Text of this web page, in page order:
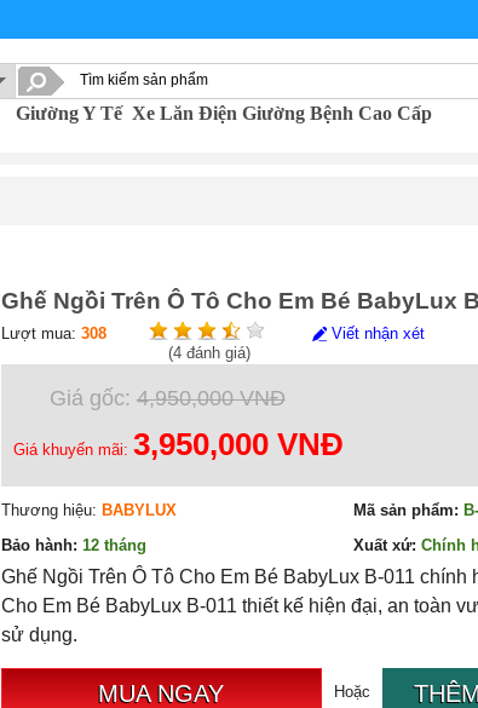
Giường Y Tế Xe Lăn Điện Giường Bệnh Cao Cấp
Ghế Ngồi Trên Ô Tô Cho Em Bé BabyLux
Lượt mua: 308
(4đánh giá)
Viết nhận xét
Giá gốc: 4,950,000 VNĐ
Giá khuyến mãi: 3,950,000 VNĐ
Thương hiệu: BABYLUX Mã sản phẩm:
Bảo hành: 12tháng Xuất xứ: Chính
Ghế Ngồi Trên Ô Tô Cho Em Bé BabyLux B-011 chính
Cho Em Bé BabyLux B-011 thiết kế hiện đại, an toàn
sử dụng.
MUA NGAY Hoặc